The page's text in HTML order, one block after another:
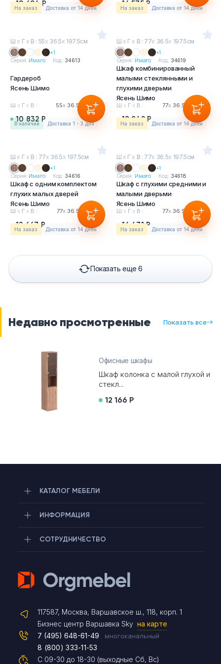
19 694 Р
На заказ Доставка от 14 дней
16 575 Р
На заказ Доставка от 14 дней
Ш х Г х В : 55х 36.5х 197.5см
+1
Серия: Имаго Код: 34613
Гардероб
Ясень Шимо
Ш х Г х В : 55х36.5 197.5см
10 832 Р
в наличии Доставка 1 - 3 дня
Ш х Г х В : 77х 36.5х 197.5см
+1
Серия: Имаго Код: 34619
Шкаф комбинированный
малыми стеклянными и
глухими дверьми
Ясень Шимо
Ш х Г х В : 77х 36.5 197.5см
18 842 Р
На заказ Доставка от 14 дней
Ш х Г х В : 77х 36.5х 197.5см
+1
Серия: Имаго Код: 34616
Шкаф с одним комплектом
глухих малых дверей
Ясень Шимо
Ш х Г х В : 77х36.5 197.5см
12 667 Р
На заказ Доставка от 14 дней
Ш х Г х В : 77х 36.5х 197.5см
+1
Серия: Имаго Код: 34618
Шкаф с глухими средними и
малыми дверьми
Ясень Шимо
Ш х Г х В : 77х 36.5 197.5см
16 471 Р
На заказ Доставка от 14 дней
Показать еще 6
Недавно просмотренные Показать все
Офисные шкафы
Шкаф колонка с малой глухой и
стекл...
12 166 Р
КАТАЛОГ МЕБЕЛИ
ИНФОРМАЦИЯ
СОТРУДНИЧЕСТВО
117587, Москва, Варшавское ш., 118, корп. 1
Бизнес центр Варшавка Sky на карте
С 09-30 до 18-30 (выходные Сб, Вс)
7 (495) 648-61-49 многоканальный
8 (800) 333-11-53
Telegram
Max
Чат на сайте